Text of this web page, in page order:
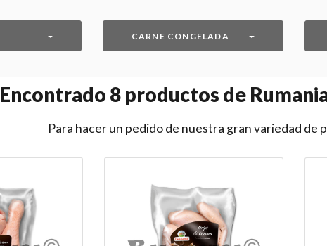
CARNE CONGELADA
Encontrado 8 productos de
Para hacer un pedido de nuestra gran variedad de